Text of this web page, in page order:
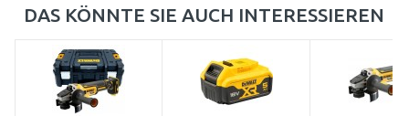
DAS KÖNNTE SIE AUCH INTERESSIEREN